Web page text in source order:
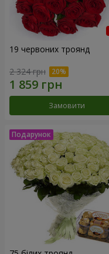
19 червоних троянд
2 324 грн
Замовити